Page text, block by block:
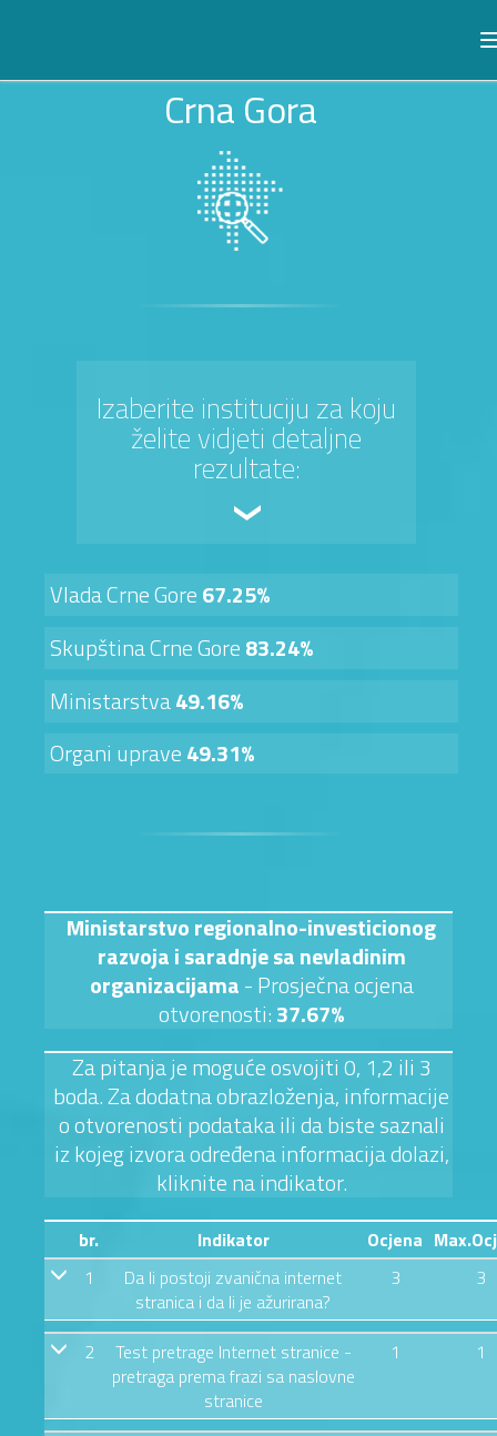
Crna Gora
Izaberite instituciju za koju
želite vidjeti detaljne
rezultate:
Vlada Crne Gore67.25%
Skupština Crne Gore83.24%
Ministarstva49.16%
Organi uprave49.31%
Ministarstvo regionalno-investicionog
razvoja i saradnje sa nevladinim
organizacijama- Prosječna ocjena
otvorenosti:37.67%
Za pitanja je moguće osvojiti 0, 1,2 ili 3
boda. Za dodatna obrazloženja, informacije
o otvorenosti podataka ili da biste saznali
iz kojeg izvora određena informacija dolazi,
kliknite na indikator.
br. Indikator Ocjena
1
Da li postoji zvanična internet
stranica i da li je ažurirana?
3 3
2
Test pretrage Internet stranice -
pretraga prema frazi sa naslovne
stranice
1 1